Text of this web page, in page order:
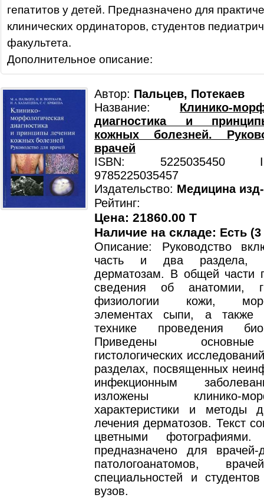
гепатитов у детей. Предназначено для
клинических ординаторов, студентов
факультета.
Дополнительное описание:
Автор: Пальцев, Потекаев
Название: Клинико-
диагностика и
кожных болезней.
врачей
ISBN: 5225035450
9785225035457
Издательство: Медицина
Рейтинг:
Цена: 21860.00 T
Наличие на складе: Есть
Описание: Руководство
часть и два раздела,
дерматозам. В общей части
сведения об анатомии,
физиологии кожи,
элементах сыпи, а также
технике проведения
Приведены
гистологических
разделах, посвященных
инфекционным
изложены клинико-
характеристики и методы
лечения дерматозов. Текст
цветными фотографиями.
предназначено для врачей-
патологоанатомов,
специальностей и
вузов.